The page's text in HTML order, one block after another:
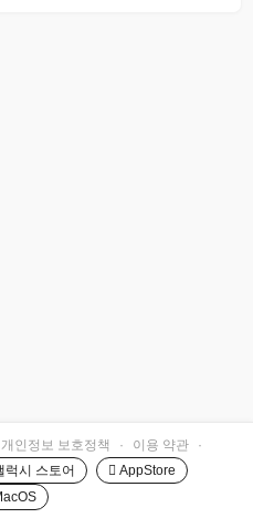
개인정보 보호정책 · 이용 약관
·
럭시 스토어
 AppStore